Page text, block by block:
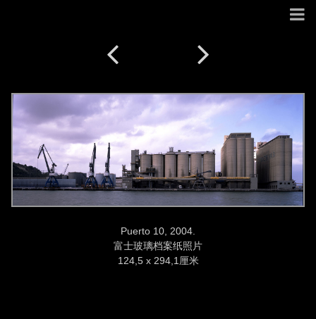
Puerto 10, 2004.
富士玻璃档案纸照片
124,5 x 294,1厘米